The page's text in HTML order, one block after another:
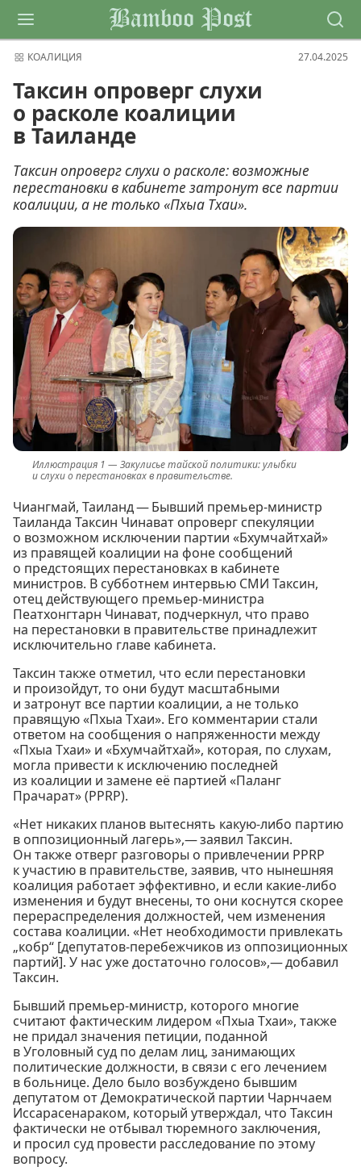
Bamboo Post
КОАЛИЦИЯ 27.04.2025
Таксин опроверг слухи
о расколе коалиции
в Таиланде
Таксин опроверг слухи о расколе: возможные
перестановки в кабинете затронут все партии
коалиции, а не только «Пхыа Тхаи».
Закулисье тайской политики: улыбки
и слухи о перестановках в правительстве.
Чиангмай, Таиланд — Бывший премьер-министр
Таиланда Таксин Чинават опроверг спекуляции
о возможном исключении партии «Бхумчайтхай»
из правящей коалиции на фоне сообщений
о предстоящих перестановках в кабинете
министров. В субботнем интервью СМИ Таксин,
отец действующего премьер-министра
Пеатхонгтарн Чинават, подчеркнул, что право
на перестановки в правительстве принадлежит
исключительно главе кабинета.
Таксин также отметил, что если перестановки
и произойдут, то они будут масштабными
и затронут все партии коалиции, а не только
правящую «Пхыа Тхаи». Его комментарии стали
ответом на сообщения о напряженности между
«Пхыа Тхаи» и «Бхумчайтхай», которая, по слухам,
могла привести к исключению последней
из коалиции и замене её партией «Паланг
Прачарат» (PPRP).
«Нет никаких планов вытеснять какую-либо партию
в оппозиционный лагерь»,— заявил Таксин.
Он также отверг разговоры о привлечении PPRP
к участию в правительстве, заявив, что нынешняя
коалиция работает эффективно, и если какие-либо
изменения и будут внесены, то они коснутся скорее
перераспределения должностей, чем изменения
состава коалиции. «Нет необходимости привлекать
„кобр“ [депутатов-перебежчиков из оппозиционных
партий]. У нас уже достаточно голосов»,— добавил
Таксин.
Бывший премьер-министр, которого многие
считают фактическим лидером «Пхыа Тхаи», также
не придал значения петиции, поданной
в Уголовный суд по делам лиц, занимающих
политические должности, в связи с его лечением
в больнице. Дело было возбуждено бывшим
депутатом от Демократической партии Чарнчаем
Иссарасенараком, который утверждал, что Таксин
фактически не отбывал тюремного заключения,
и просил суд провести расследование по этому
вопросу.